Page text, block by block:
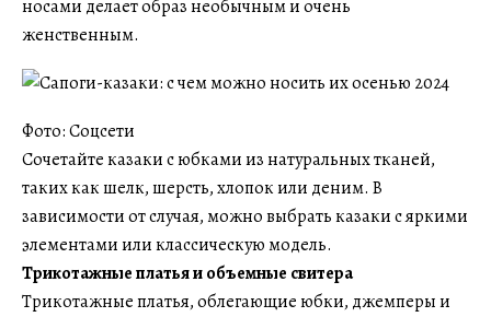
носами делает образ необычным и очень
женственным.
Фото: Соцсети
Сочетайте казаки с юбками из натуральных тканей,
таких как шелк, шерсть, хлопок или деним. В
зависимости от случая, можно выбрать казаки с яркими
элементами или классическую модель.
Трикотажные платья и объемные свитера
Трикотажные платья, облегающие юбки, джемперы и